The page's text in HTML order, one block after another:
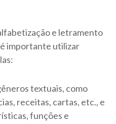
e letramento
importante utilizar
textuais, como
receitas, cartas, etc., e
funções e